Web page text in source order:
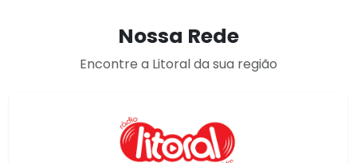
Nossa Rede
Encontre a Litoral da sua região